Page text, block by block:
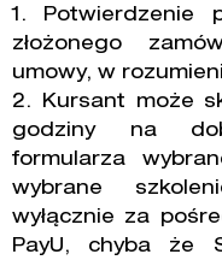
1. Potwierdzenie
złożonego
umowy, w
2. Kursant może
godziny na
formularza
wybrane
wyłącznie za
PayU, chyba że